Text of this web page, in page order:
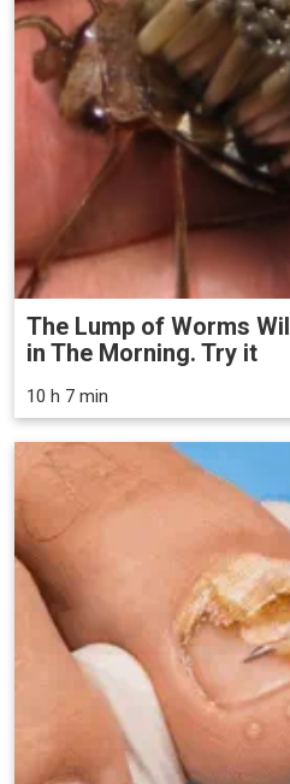
The Lump of Worms
in The Morning. Try it
10 h 7 min